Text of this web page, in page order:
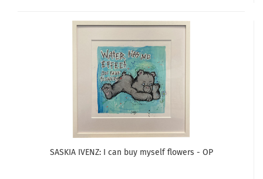
SASKIA IVENZ: I can buy myself flowers - OP